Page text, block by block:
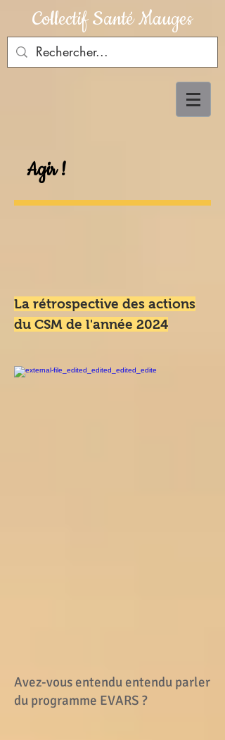
Collectif Santé Mauges
Agir !
La rétrospective des actions
du CSM de l'année 2024
Avez-vous entendu entendu parler
du programme EVARS ?